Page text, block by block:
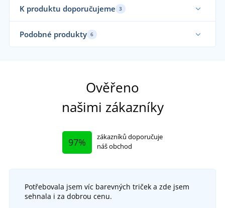
K produktu doporučujeme 3
Podobné produkty 6
Sami oblékáme
Ověřeno
našimi zákazníky
97%
zákazníků doporučuje
náš obchod
Potřebovala jsem víc barevných triček a zde jsem
sehnala i za dobrou cenu.